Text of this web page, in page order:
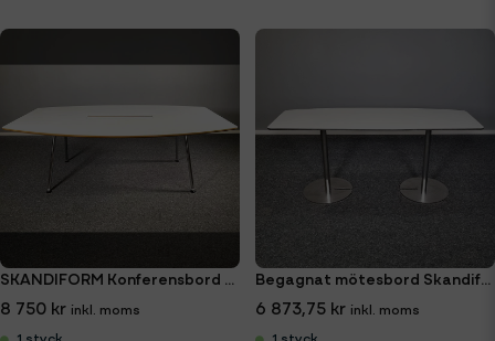
SKANDIFORM Konferensbord 210x120cm
8 750 kr
1 styck
Begagnat mötesbord Skandiform Slitz 165x60 cm
6 873,75 kr
1 styck